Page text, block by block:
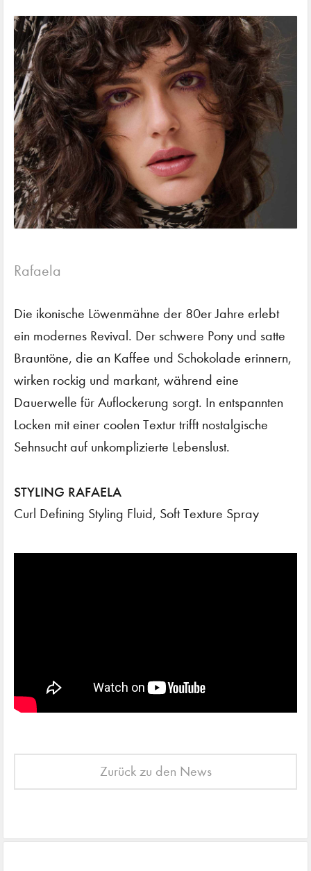
Rafaela
Die ikonische Löwenmähne der 80er Jahre erlebt
ein modernes Revival. Der schwere Pony und satte
Brauntöne, die an Kaffee und Schokolade erinnern,
wirken rockig und markant, während eine
Dauerwelle für Auflockerung sorgt. In entspannten
Locken mit einer coolen Textur trifft nostalgische
Sehnsucht auf unkomplizierte Lebenslust.
STYLING RAFAELA
Curl Defining Styling Fluid, Soft Texture Spray
Zurück zu den News